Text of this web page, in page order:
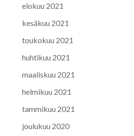
elokuu 2021
kesäkuu 2021
toukokuu 2021
huhtikuu 2021
maaliskuu 2021
helmikuu 2021
tammikuu 2021
joulukuu 2020